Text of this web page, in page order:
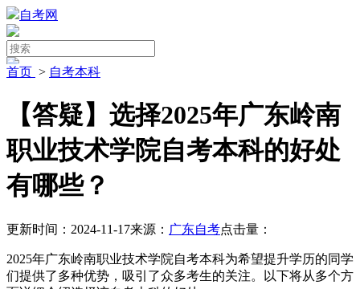
自考网
首页 > 自考本科
【答疑】选择2025年广东岭南
职业技术学院自考本科的好处
有哪些？
更新时间：2024-11-17来源： 广东自考点击量：
2025年广东岭南职业技术学院自考本科为希望提升学历的同学
们提供了多种优势，吸引了众多考生的关注。以下将从多个方